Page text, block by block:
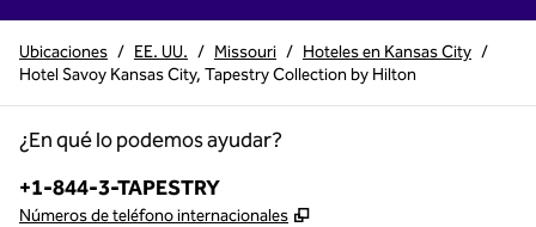
Ubicaciones / EE. UU. / Missouri / Hoteles en Kansas City /
Hotel Savoy Kansas City, Tapestry Collection by Hilton
¿En qué lo podemos ayudar?
Teléfono:
+1-844-3-TAPESTRY
Números de teléfono internacionales ,